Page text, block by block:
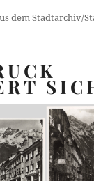
dem Stadtarchiv/